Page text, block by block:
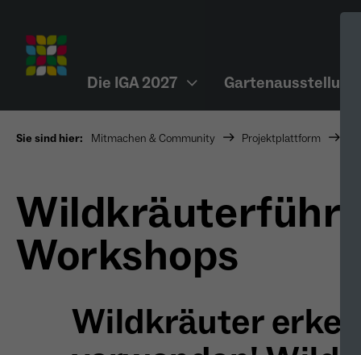
Die IGA 2027 Gartenausstellung
Sie sind hier: Mitmachen & Community Projektplattform
Workshops
Wildkräuter